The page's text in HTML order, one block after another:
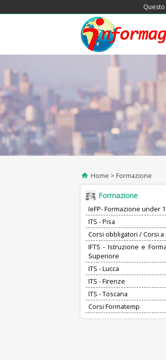
Home Formazione
Formazione
IeFP- Formazione under
ITS - Pisa
Corsi obbligatori / Corsi a
IFTS - Istruzione e
Superiore
ITS - Lucca
ITS - Firenze
ITS - Toscana
Corsi Formatemp